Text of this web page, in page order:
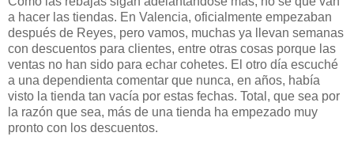
a hacer las tiendas. En Valencia, oficialmente empezaban
después de Reyes, pero vamos, muchas ya llevan semanas
con descuentos para clientes, entre otras cosas porque las
ventas no han sido para echar cohetes. El otro día escuché
a una dependienta comentar que nunca, en años, había
visto la tienda tan vacía por estas fechas. Total, que sea por
la razón que sea, más de una tienda ha empezado muy
pronto con los descuentos.